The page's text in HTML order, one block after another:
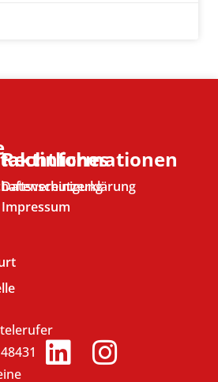
Rechtliches
Datenschutzerklärung
Impressum